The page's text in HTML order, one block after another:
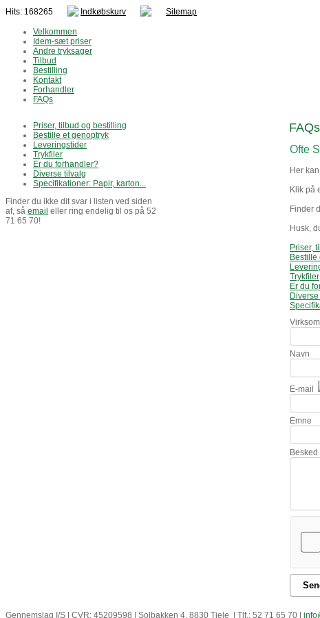
Hits: 168265 Indkøbskurv Sitemap
Velkommen
Idem-sæt priser
Andre tryksager
Tilbud
Bestilling
Kontakt
Forhandler
FAQs
Priser, tilbud og bestilling
Bestille et genoptryk
Leveringstider
Trykfiler
Er du forhandler?
Diverse tilvalg
Specifikationer: Papir, karton...
Finder du ikke dit svar i listen ved siden
af, så email eller ring endelig til os på 52
71 65 70!
FAQs
Ofte
Her
Klik på
Finder
Husk,
Priser,
Bestille
Trykfiler
Er du
Navn
E-mail
Emne
Besked
Gennemslag I/S | CVR: 45209598 | Solbakken 4, 8830 Tjele | Tlf.: 52 71 65 70 |